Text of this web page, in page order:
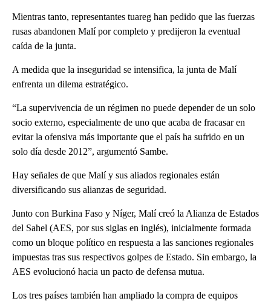
Mientras tanto, representantes tuareg han pedido que las fuerzas
rusas abandonen Malí por completo y predijeron la eventual
caída de la junta.
A medida que la inseguridad se intensifica, la junta de Malí
enfrenta un dilema estratégico.
“La supervivencia de un régimen no puede depender de un solo
socio externo, especialmente de uno que acaba de fracasar en
evitar la ofensiva más importante que el país ha sufrido en un
solo día desde 2012”, argumentó Sambe.
Hay señales de que Malí y sus aliados regionales están
diversificando sus alianzas de seguridad.
Junto con Burkina Faso y Níger, Malí creó la Alianza de Estados
del Sahel (AES, por sus siglas en inglés), inicialmente formada
como un bloque político en respuesta a las sanciones regionales
impuestas tras sus respectivos golpes de Estado. Sin embargo, la
AES evolucionó hacia un pacto de defensa mutua.
Los tres países también han ampliado la compra de equipos